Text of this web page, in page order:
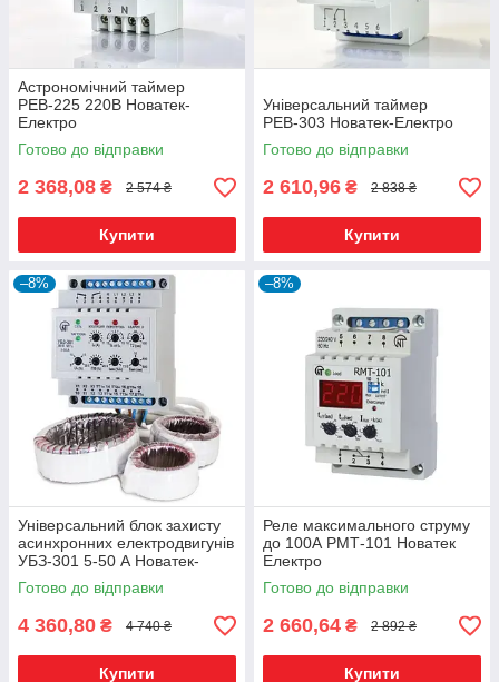
Астрономічний таймер
РЕВ-225 220В Новатек-
Електро
Готово до відправки
2 368,08 ₴ 2 574 ₴
Купити
Універсальний таймер
РЕВ-303 Новатек-Електро
Готово до відправки
2 610,96 ₴ 2 838 ₴
Купити
–8%
Універсальний блок захисту
асинхронних електродвигунів
УБЗ-301 5-50 А Новатек-
Електро
Готово до відправки
4 360,80 ₴ 4 740 ₴
Купити
–8%
Реле максимального струму
до 100А РМТ-101 Новатек
Електро
Готово до відправки
2 660,64 ₴ 2 892 ₴
Купити